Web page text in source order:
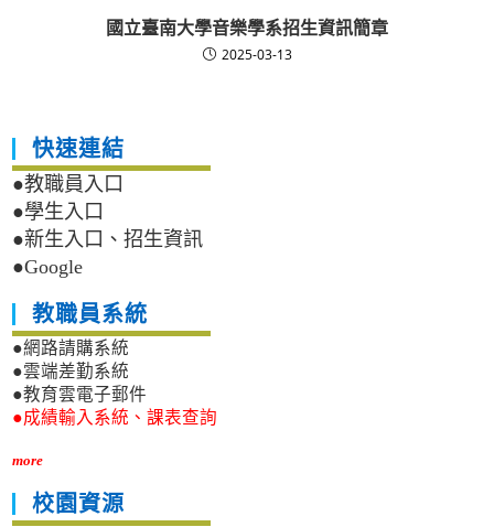
國立臺南大學音樂學系招生資訊簡章
2025-03-13
快速連結
●教職員入口
●學生入口
●新生入口、招生資訊
●Google
教職員系統
●網路請購系統
●雲端差勤系統
●教育雲電子郵件
●成績輸入系統、課表查詢
more
校園資源